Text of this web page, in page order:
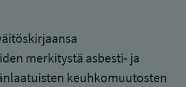
merkitystä asbesti- ja
keuhkomuutosten